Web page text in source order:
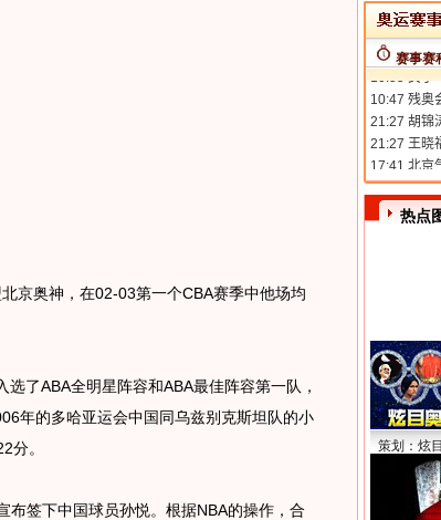
奥神，在02-03第一个CBA赛季中他场均
了ABA全明星阵容和ABA最佳阵容第一队，
年的多哈亚运会中国同乌兹别克斯坦队的小
分。
签下中国球员孙悦。根据NBA的操作，合
赛事赛
热点
策划：炫